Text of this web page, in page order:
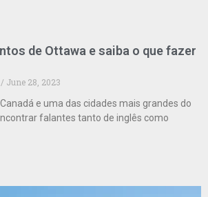
de Ottawa e saiba o que fazer
June 28, 2023
e uma das cidades mais grandes do
falantes tanto de inglês como